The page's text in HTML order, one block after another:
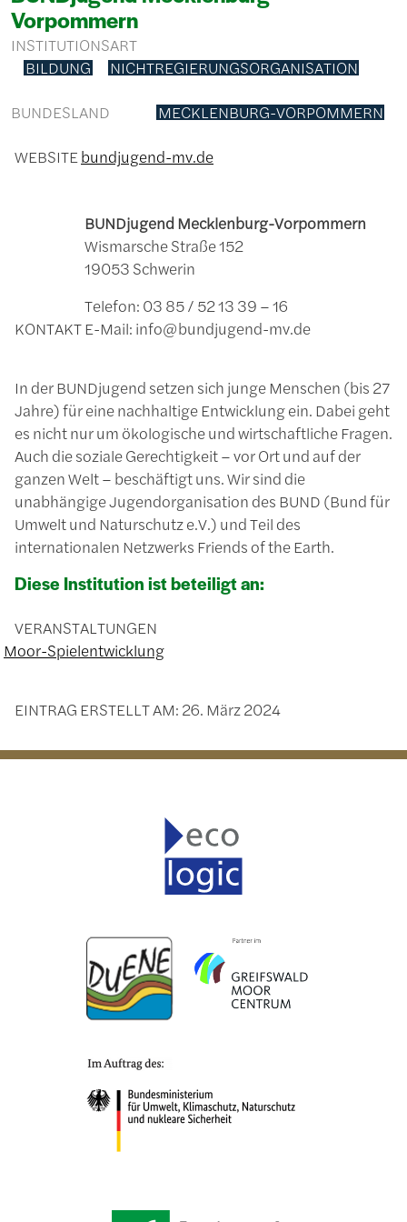
Vorpommern
INSTITUTIONSART
BILDUNG
NICHTREGIERUNGSORGANISATION
BUNDESLAND MECKLENBURG-VORPOMMERN
WEBSITEbundjugend-mv.de
KONTAKT
BUNDjugend Mecklenburg-Vorpommern
Wismarsche Straße 152
19053 Schwerin
Telefon: 03 85 / 52 13 39 – 16
E-Mail: info@bundjugend-mv.de
In der BUNDjugend setzen sich junge Menschen (bis 27
Jahre) für eine nachhaltige Entwicklung ein. Dabei geht
es nicht nur um ökologische und wirtschaftliche Fragen.
Auch die soziale Gerechtigkeit – vor Ort und auf der
ganzen Welt – beschäftigt uns. Wir sind die
unabhängige Jugendorganisation des BUND (Bund für
Umwelt und Naturschutz e.V.) und Teil des
internationalen Netzwerks Friends of the Earth.
Diese Institution ist beteiligt an:
VERANSTALTUNGEN
Moor-Spielentwicklung
EINTRAG ERSTELLT AM: 26. März 2024